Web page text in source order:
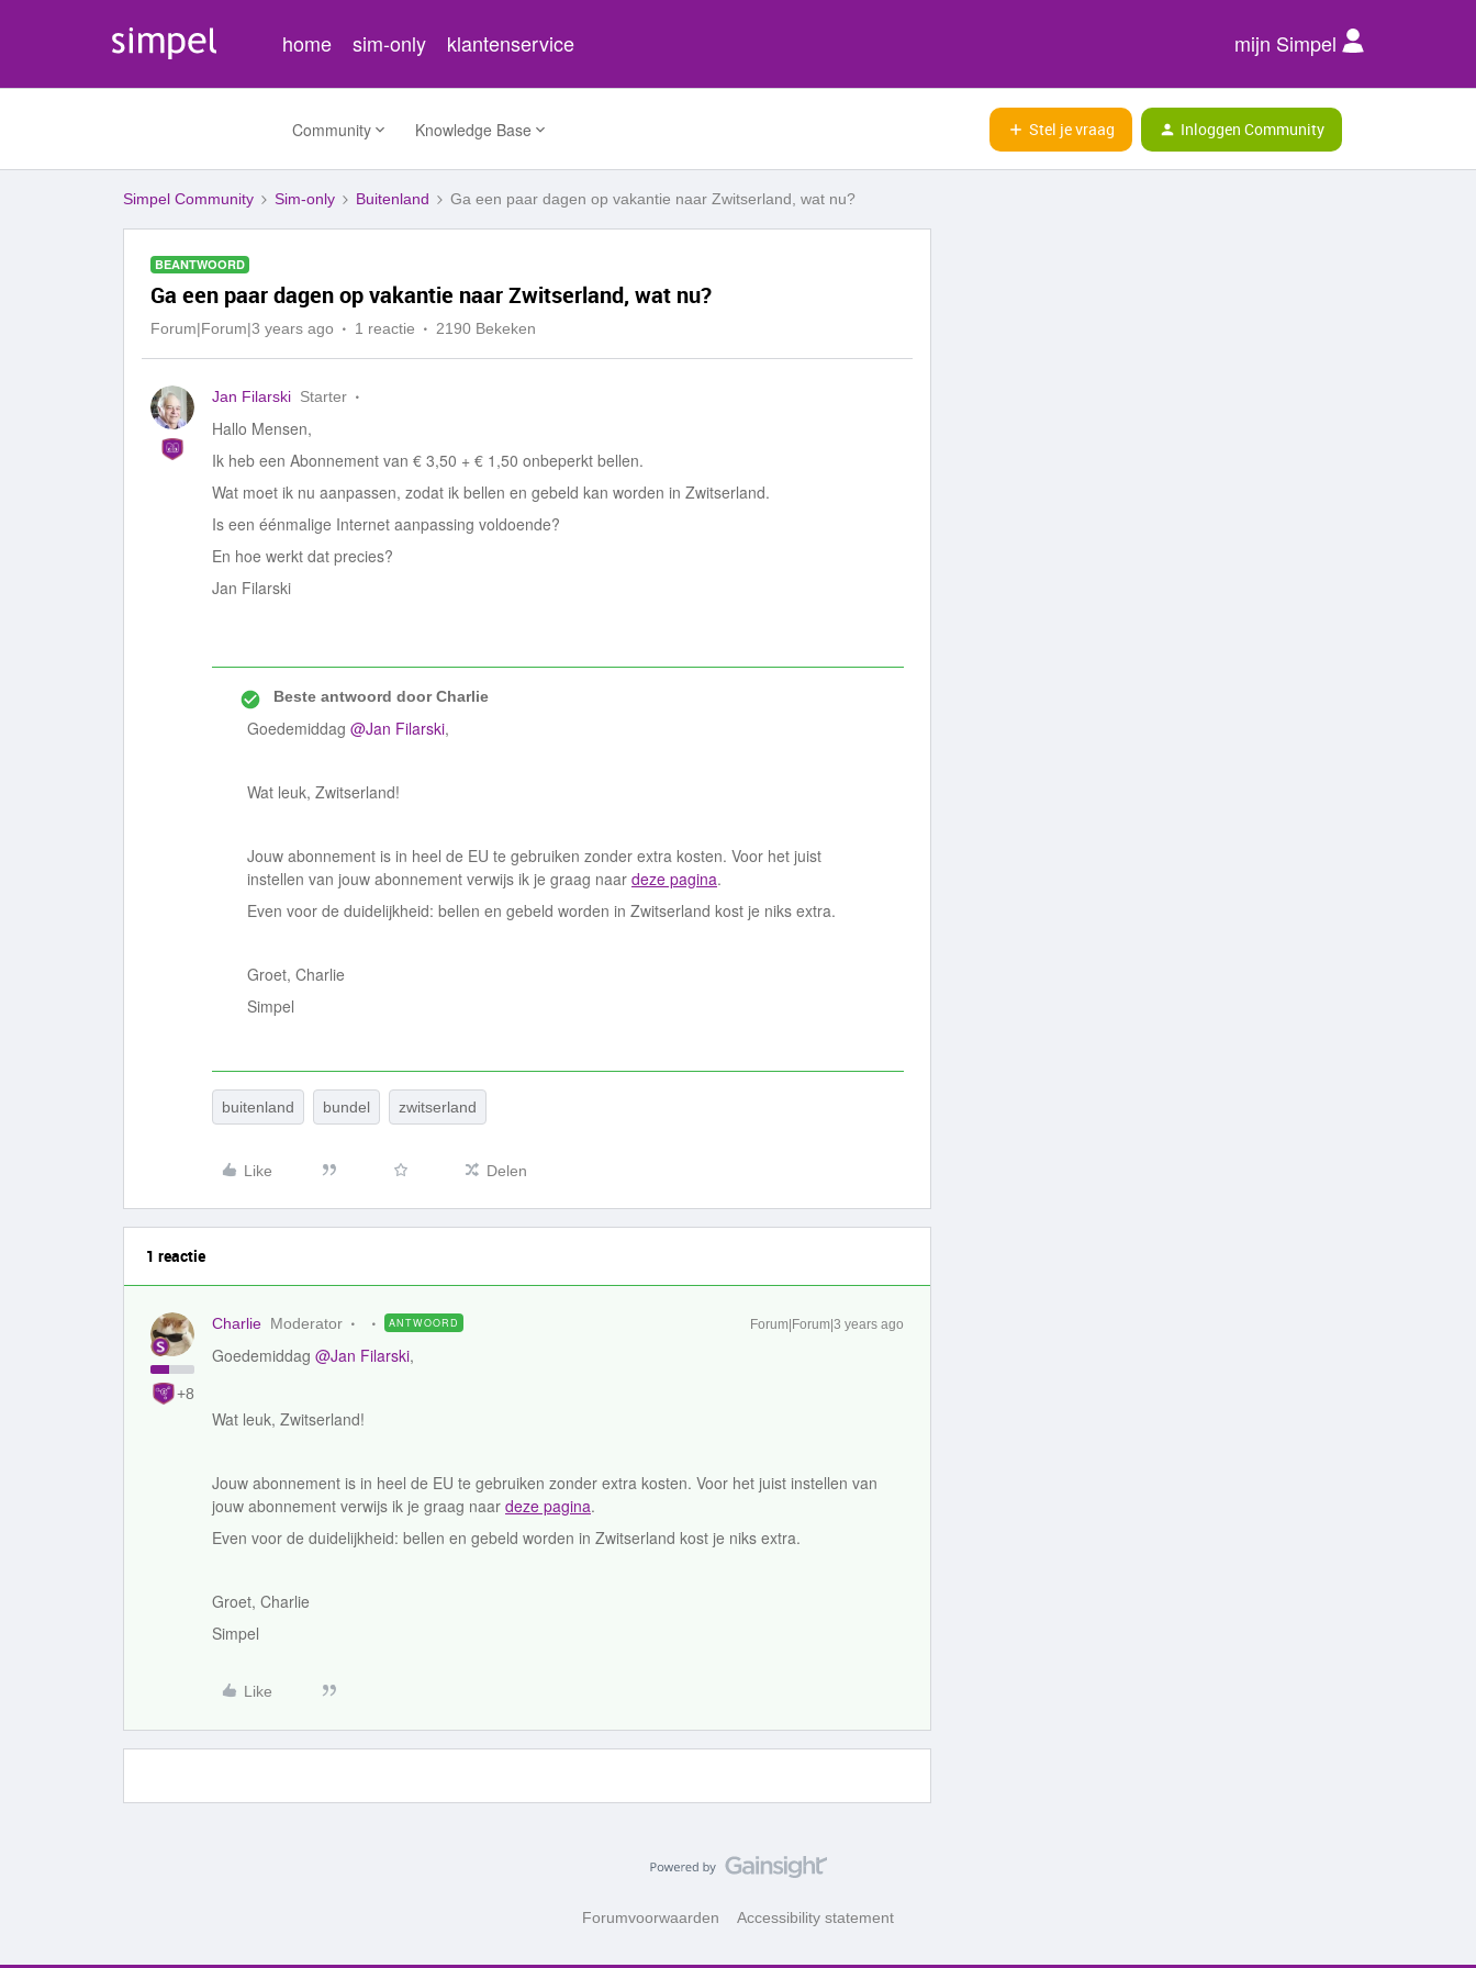
home sim-only klantenservice mijn Simpel
Community Knowledge Base Stel je vraag Inloggen Community
Simpel Community Sim-only Buitenland Ga een paar dagen op vakantie naar Zwitserland, wat nu?
BEANTWOORD
Ga een paar dagen op vakantie naar Zwitserland, wat nu?
Forum|Forum|3 years ago 1 reactie 2190 Bekeken
Jan Filarski Starter
Hallo Mensen,
Ik heb een Abonnement van € 3,50 + € 1,50 onbeperkt bellen.
Wat moet ik nu aanpassen, zodat ik bellen en gebeld kan worden in Zwitserland.
Is een éénmalige Internet aanpassing voldoende?
En hoe werkt dat precies?
Jan Filarski
Beste antwoord doorCharlie
Goedemiddag @Jan Filarski,
Wat leuk, Zwitserland!
Jouw abonnement is in heel de EU te gebruiken zonder extra kosten. Voor het juist
instellen van jouw abonnement verwijs ik je graag naar deze pagina.
Even voor de duidelijkheid: bellen en gebeld worden in Zwitserland kost je niks extra.
Groet, Charlie
Simpel
buitenland bundel zwitserland
Like Delen
1 reactie
+8
Charlie Moderator ANTWOORD Forum|Forum|3 years ago
Goedemiddag @Jan Filarski,
Wat leuk, Zwitserland!
Jouw abonnement is in heel de EU te gebruiken zonder extra kosten. Voor het juist instellen van
jouw abonnement verwijs ik je graag naar deze pagina.
Even voor de duidelijkheid: bellen en gebeld worden in Zwitserland kost je niks extra.
Groet, Charlie
Simpel
Like
Forumvoorwaarden Accessibility statement